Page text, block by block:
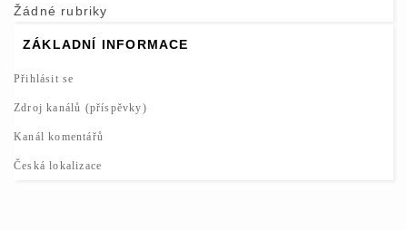
Žádné rubriky
ZÁKLADNÍ INFORMACE
Přihlásit se
Zdroj kanálů (příspěvky)
Kanál komentářů
Česká lokalizace